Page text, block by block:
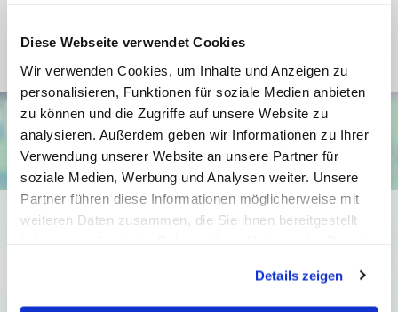
Diese Webseite verwendet Cookies
Wir verwenden Cookies, um Inhalte und Anzeigen zu
personalisieren, Funktionen für soziale Medien anbieten
zu können und die Zugriffe auf unsere Website zu
analysieren. Außerdem geben wir Informationen zu Ihrer
Verwendung unserer Website an unsere Partner für
soziale Medien, Werbung und Analysen weiter. Unsere
Partner führen diese Informationen möglicherweise mit
weiteren Daten zusammen, die Sie ihnen bereitgestellt
Cookies, wenn Sie unsere Webseite weiterhin nutzen.
Details zeigen
Ich bin damit einverstanden, dass mir Karten von Google
https://policies.google.com/privacy).